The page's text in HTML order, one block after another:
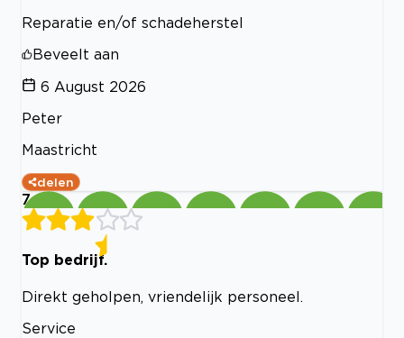
Reparatie en/of schadeherstel
Beveelt aan
6 August 2026
Peter
Maastricht
delen
7
Top bedrijf.
Direkt geholpen, vriendelijk personeel.
Service